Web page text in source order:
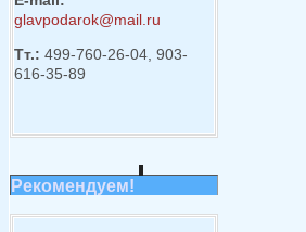
glavpodarok@mail.ru
Тт.: 499-760-26-04, 903-
616-35-89
Рекомендуем!